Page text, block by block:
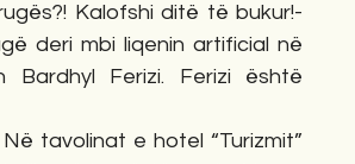
Kalofshi ditë të bukur!-
deri mbi liqenin artificial në
Bardhyl Ferizi. Ferizi është
tavolinat e hotel “Turizmit”